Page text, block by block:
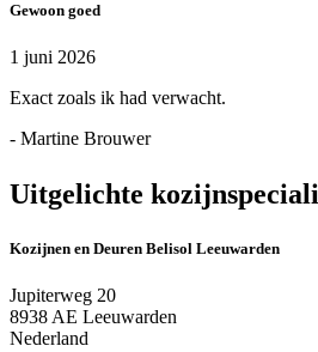
Gewoon goed
1 juni 2026
Exact zoals ik had verwacht.
- Martine Brouwer
Uitgelichte
Kozijnen en Deuren Belisol Leeuwarden
Jupiterweg 20
8938 AE Leeuwarden
Nederland